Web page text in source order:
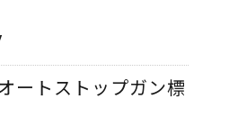
ートストップガン標